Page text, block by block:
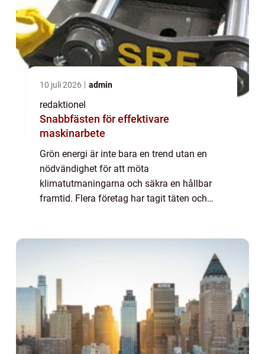
10 juli 2026 admin
redaktionel
Snabbfästen för effektivare
maskinarbete
Grön energi är inte bara en trend utan en
nödvändighet för att möta
klimatutmaningarna och säkra en hållbar
framtid. Flera företag har tagit täten och